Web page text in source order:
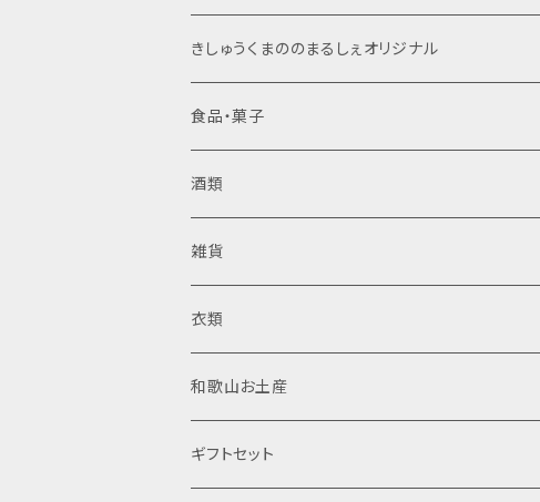
きしゅうくまののまるしぇオリジナル
ジャム
食品・菓子
梅干し
日向屋さん
ジャム・はちみつ
日向屋さん
東農園 五代庵
調味料
ドレッシング
加工粉末
菓子
果汁飲料・ジュース
酒類
清酒
純米酒
吟醸酒
リキュール
梅酒
焼酎
米焼酎
スピリッツ
雑貨
木製品
置物
那智黒石
布製品
衣類
半袖Tシャツ
和歌山お土産
食品
ギフトセット